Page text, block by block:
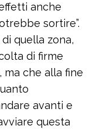
anche
sortire”.
quella zona,
di firme
che alla fine
avanti e
questa